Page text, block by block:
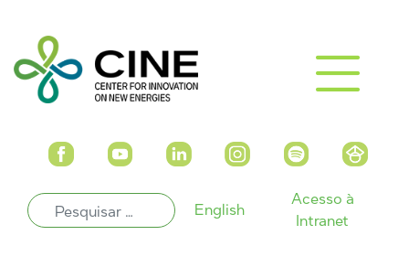
English
Acesso à
Intranet